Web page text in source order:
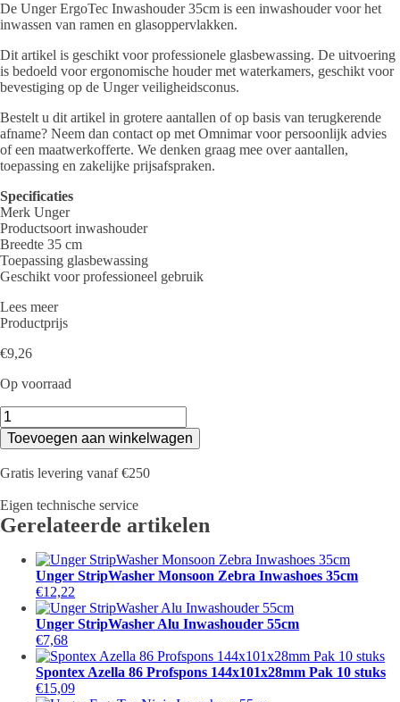
De Unger ErgoTec Inwashouder 35cm is een inwashouder voor het
inwassen van ramen en glasoppervlakken.
Dit artikel is geschikt voor professionele glasbewassing. De uitvoering
is bedoeld voor ergonomische houder met waterkamers, geschikt voor
bevestiging op de Unger veiligheidsconus.
Bestelt u dit artikel in grotere aantallen of op basis van terugkerende
afname? Neem dan contact op met Omnimar voor persoonlijk advies
of een maatwerkofferte. We denken graag mee over aantallen,
toepassing en zakelijke prijsafspraken.
Specificaties
Merk Unger
Productsoort inwashouder
Breedte 35 cm
Toepassing glasbewassing
Geschikt voor professioneel gebruik
Lees meer
Productprijs
€9,26
Op voorraad
Unger
ErgoTec
Inwashouder
aantal
Toevoegen aan winkelwagen
Gratis levering vanaf €250
Eigen technische service
Gerelateerde artikelen
Unger StripWasher Monsoon Zebra Inwashoes 35cm
€12,22
Unger StripWasher Alu Inwashouder 55cm
€7,68
Spontex Azella 86 Profspons 144x101x28mm Pak 10 stuks
€15,09